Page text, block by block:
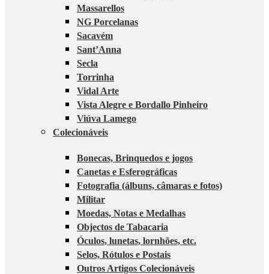
Massarellos
NG Porcelanas
Sacavém
Sant’Anna
Secla
Torrinha
Vidal Arte
Vista Alegre e Bordallo Pinheiro
Viúva Lamego
Colecionáveis
Bonecas, Brinquedos e jogos
Canetas e Esferográficas
Fotografia (álbuns, câmaras e fotos)
Militar
Moedas, Notas e Medalhas
Objectos de Tabacaria
Óculos, lunetas, lornhões, etc.
Selos, Rótulos e Postais
Outros Artigos Colecionáveis